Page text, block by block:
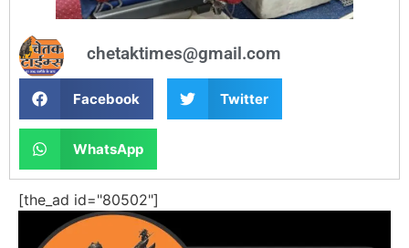
chetaktimes@gmail.com
Facebook Twitter
WhatsApp
[the_ad id="80502"]